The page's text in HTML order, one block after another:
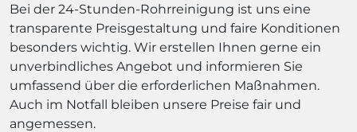
Bei der 24-Stunden-Rohrreinigung ist uns eine
transparente Preisgestaltung und faire Konditionen
besonders wichtig. Wir erstellen Ihnen gerne ein
unverbindliches Angebot und informieren Sie
umfassend über die erforderlichen Maßnahmen.
Auch im Notfall bleiben unsere Preise fair und
angemessen.